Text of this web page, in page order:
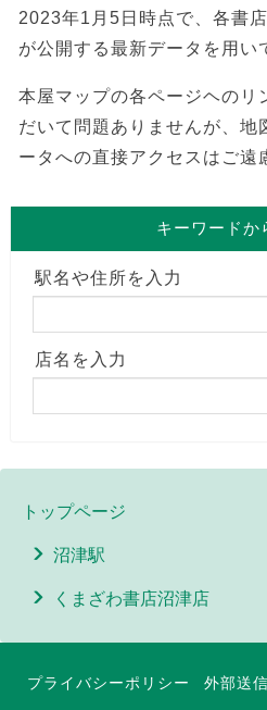
2023年1月5日時点で、各書
が公開する最新データを用い
本屋マップの各ページヘのリ
だいて問題ありませんが、地
ータへの直接アクセスはご遠
キーワードか
駅名や住所を入力
店名を入力
トップページ
沼津駅
くまざわ書店沼津店
プライバシーポリシー 外部送